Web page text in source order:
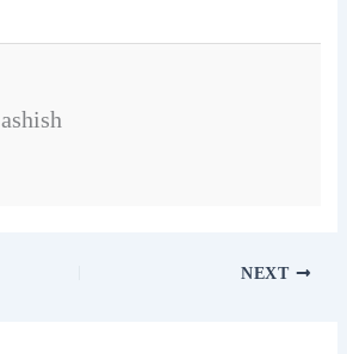
ashish
NEXT